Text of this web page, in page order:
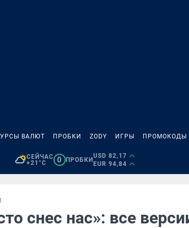
ВАЛЮТ ПРОБКИ ZODY ИГРЫ ПРОМОКОДЫ
СЕЙЧАС
+21°C
0 ПРОБКИ
USD 82,17
EUR 94,84
снес нас»: все